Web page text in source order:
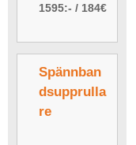
1595:- / 184€
Spännban
dsupprulla
re